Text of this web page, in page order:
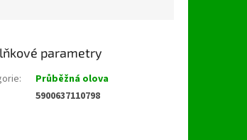
parametry
:
Průběžná olova
5900637110798